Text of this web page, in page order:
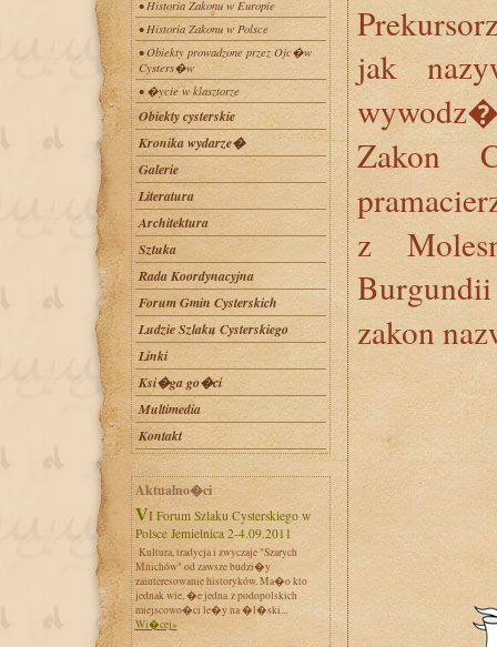
• Historia Zakonu w Europie
• Historia Zakonu w Polsce
• Obiekty prowadzone przez Ojc�w
Cysters�w
• �ycie w klasztorze
Obiekty cysterskie
Kronika wydarze�
Galerie
Literatura
Architektura
Sztuka
Rada Koordynacyjna
Forum Gmin Cysterskich
Ludzie Szlaku Cysterskiego
Linki
Ksi�ga go�ci
Multimedia
Kontakt
Aktualno�ci
VI Forum Szlaku Cysterskiego w
Polsce Jemielnica 2-4.09.2011
Kultura, tradycja i zwyczaje "Szarych
Mnichów" od zawsze budzi�y
zainteresowanie historyków. Ma�o kto
jednak wie, �e jedna z podopolskich
miejscowo�ci le�y na �l�ski...
Wi�cej»
jak
Zakon
z
zakon